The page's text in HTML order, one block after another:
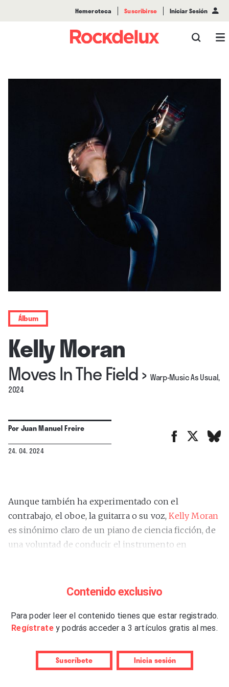
Hemeroteca Suscribirse Iniciar Sesión
Álbum
Kelly Moran
Moves In The Field›Warp-Music As Usual,
2024
PorJuan Manuel Freire
24. 04. 2024
Aunque también ha experimentado con el
contrabajo, el oboe, la guitarra o su voz,Kelly Moran
es sinónimo claro de un piano de ciencia ficción, de
una voluntad de conducir el instrumento en
acabó de despegar con su debut en Warp,
combinaba con sintetizadores y texturas
electrónicas de maneras tan misteriosas como
se notaba, peroella advertía
que Lopatin se había
encargado de menos del 10% del trabajo.
Contenido exclusivo
Para poder leer el contenido tienes que estar registrado.
Regístrate y podrás acceder a 3 artículos gratis al mes.
Suscríbete Inicia sesión